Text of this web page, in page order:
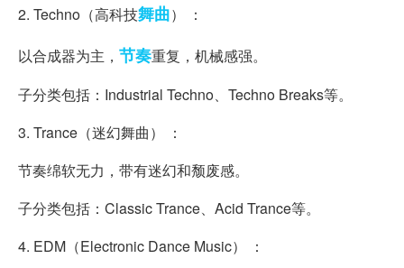
2. Techno（高科技舞曲） ：
以合成器为主， 节奏重复，机械感强。
子分类包括：Industrial Techno、Techno Breaks等。
3. Trance（迷幻舞曲） ：
节奏绵软无力，带有迷幻和颓废感。
子分类包括：Classic Trance、Acid Trance等。
4. EDM（Electronic Dance Music） ：